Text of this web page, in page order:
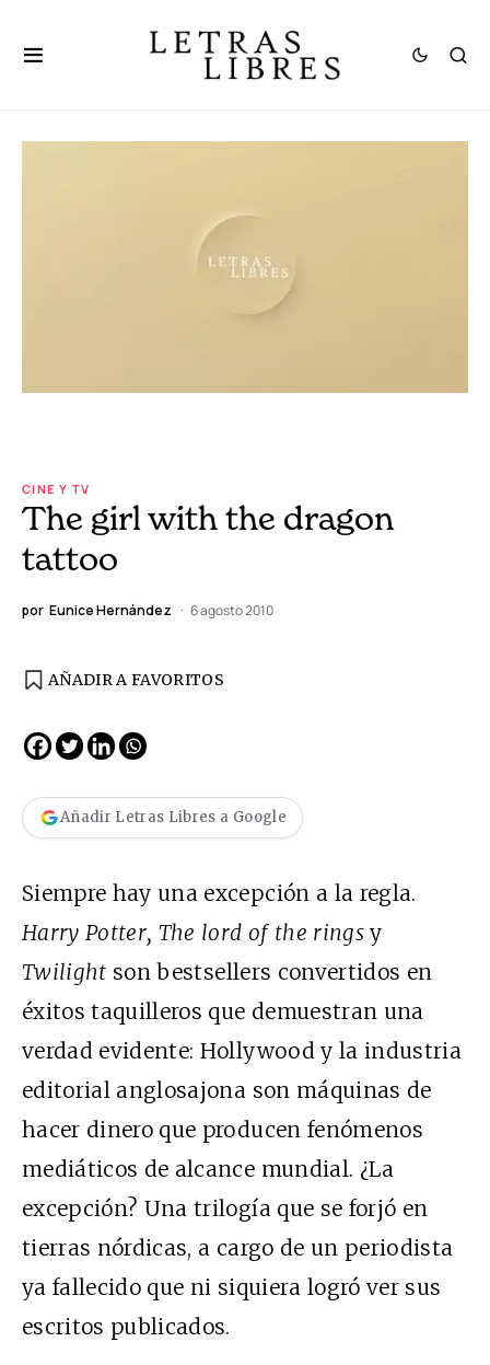
CINE Y TV
The girl with the dragon
tattoo
por Eunice Hernández 6 agosto 2010
AÑADIR A FAVORITOS
Añadir Letras Libres a Google
Siempre hay una excepción a la regla.
Harry Potter, The lord of the ringsy
Twilight son bestsellers convertidos en
éxitos taquilleros que demuestran una
verdad evidente: Hollywood y la industria
editorial anglosajona son máquinas de
hacer dinero que producen fenómenos
mediáticos de alcance mundial. ¿La
excepción? Una trilogía que se forjó en
tierras nórdicas, a cargo de un periodista
ya fallecido que ni siquiera logró ver sus
escritos publicados.